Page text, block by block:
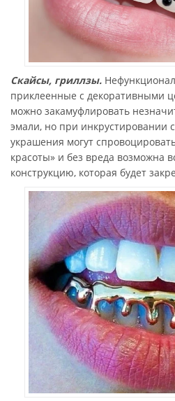
Скайсы, гриллзы.
приклеенные с декоративными
можно закамуфлировать
эмали, но при инкрустировании
украшения могут
красоты» и без вреда возможна
конструкцию, которая будет